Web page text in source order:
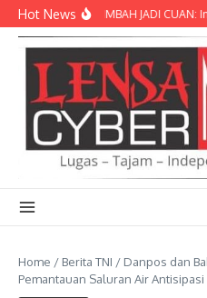
Lewati ke konten
Hot NewsSULAP LIMBAH JADI CUAN:
Home / Berita TNI / Danpos dan
Pemantauan Saluran Air